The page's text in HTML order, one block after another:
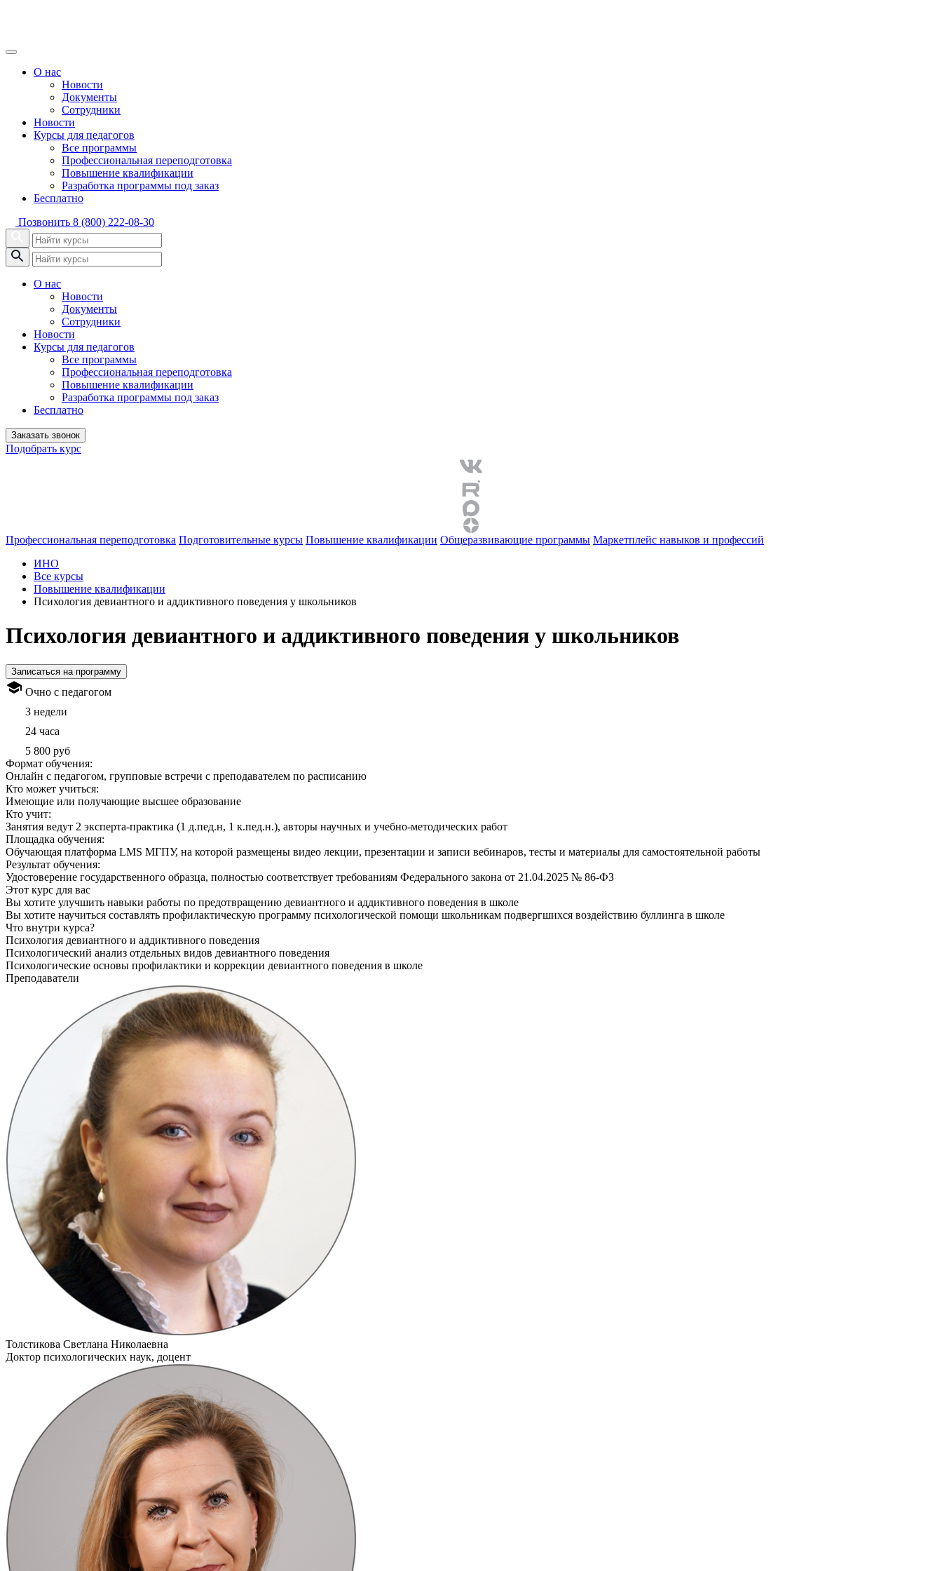
О нас
Новости
Документы
Сотрудники
Новости
Курсы для педагогов
Все программы
Профессиональная переподготовка
Повышение квалификации
Разработка программы под заказ
Бесплатно
Позвонить 8 (800) 222-08-30
О нас
Новости
Документы
Сотрудники
Новости
Курсы для педагогов
Все программы
Профессиональная переподготовка
Повышение квалификации
Разработка программы под заказ
Бесплатно
Заказать звонок
Подобрать курс
Профессиональная переподготовка Подготовительные курсы Повышение квалификации Общеразвивающие программы Маркетплейс навыков и профессий
ИНО
Все курсы
Повышение квалификации
Психология девиантного и аддиктивного поведения у школьников
Психология девиантного и аддиктивного поведения у школьников
Записаться на программу
Очно с педагогом
3 недели
24 часа
5 800 руб
Формат обучения:
Онлайн с педагогом, групповые встречи с преподавателем по расписанию
Кто может учиться:
Имеющие или получающие высшее образование
Кто учит:
Занятия ведут 2 эксперта-практика (1 д.пед.н, 1 к.пед.н.), авторы научных и учебно-методических работ
Площадка обучения:
Обучающая платформа LMS МГПУ, на которой размещены видео лекции, презентации и записи вебинаров, тесты и материалы для самостоятельной работы
Результат обучения:
Удостоверение государственного образца, полностью соответствует требованиям Федерального закона от 21.04.2025 № 86-ФЗ
Этот курс для вас
Вы хотите улучшить навыки работы по предотвращению девиантного и аддиктивного поведения в школе
Вы хотите научиться составлять профилактическую программу психологической помощи школьникам подвергшихся воздействию буллинга в школе
Что внутри курса?
Психология девиантного и аддиктивного поведения
Психологический анализ отдельных видов девиантного поведения
Психологические основы профилактики и коррекции девиантного поведения в школе
Преподаватели
Толстикова Светлана Николаевна
Доктор психологических наук, доцент